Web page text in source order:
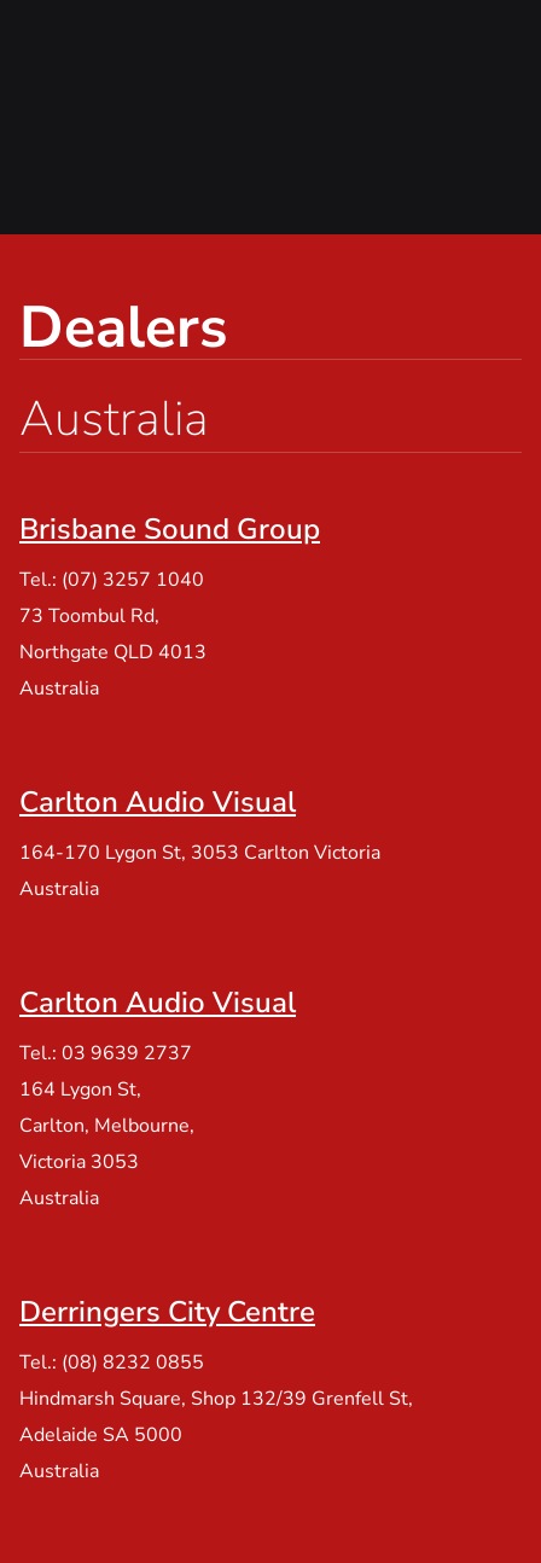
Dealers
Australia
Brisbane Sound Group
Tel.: (07) 3257 1040
73 Toombul Rd,
Northgate QLD 4013
Australia
Carlton Audio Visual
164-170 Lygon St, 3053 Carlton Victoria
Australia
Carlton Audio Visual
Tel.: 03 9639 2737
164 Lygon St,
Carlton, Melbourne,
Victoria 3053
Australia
Derringers City Centre
Tel.: (08) 8232 0855
Hindmarsh Square, Shop 132/39 Grenfell St,
Adelaide SA 5000
Australia